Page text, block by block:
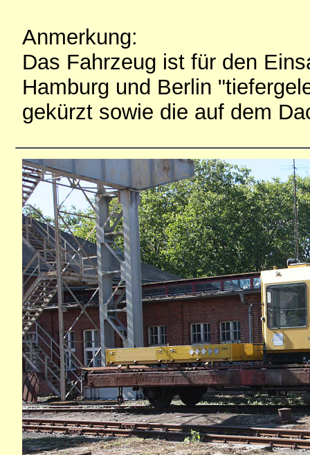
Anmerkung:
Das Fahrzeug ist für den
Hamburg und Berlin
gekürzt sowie die auf dem